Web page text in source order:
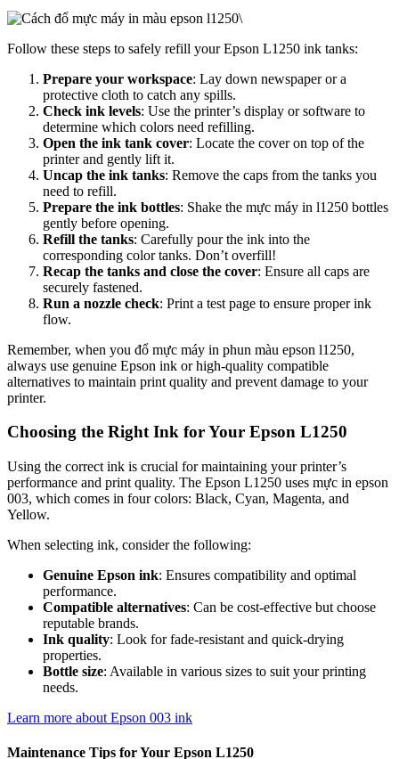
\
Follow these steps to safely refill your Epson L1250 ink tanks:
Prepare your workspace: Lay down newspaper or a
protective cloth to catch any spills.
Check ink levels: Use the printer’s display or software to
determine which colors need refilling.
Open the ink tank cover: Locate the cover on top of the
printer and gently lift it.
Uncap the ink tanks: Remove the caps from the tanks you
need to refill.
Prepare the ink bottles: Shake the mực máy in l1250 bottles
gently before opening.
Refill the tanks: Carefully pour the ink into the
corresponding color tanks. Don’t overfill!
Recap the tanks and close the cover: Ensure all caps are
securely fastened.
Run a nozzle check: Print a test page to ensure proper ink
flow.
Remember, when you đổ mực máy in phun màu epson l1250,
always use genuine Epson ink or high-quality compatible
alternatives to maintain print quality and prevent damage to your
printer.
Choosing the Right Ink for Your Epson L1250
Using the correct ink is crucial for maintaining your printer’s
performance and print quality. The Epson L1250 uses mực in epson
003, which comes in four colors: Black, Cyan, Magenta, and
Yellow.
When selecting ink, consider the following:
Genuine Epson ink: Ensures compatibility and optimal
performance.
Compatible alternatives: Can be cost-effective but choose
reputable brands.
Ink quality: Look for fade-resistant and quick-drying
properties.
Bottle size: Available in various sizes to suit your printing
needs.
Learn more about Epson 003 ink
Maintenance Tips for Your Epson L1250